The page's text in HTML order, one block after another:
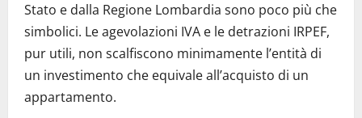
Stato e dalla Regione Lombardia sono poco più che
simbolici. Le agevolazioni IVA e le detrazioni IRPEF,
pur utili, non scalfiscono minimamente l’entità di
un investimento che equivale all’acquisto di un
appartamento.